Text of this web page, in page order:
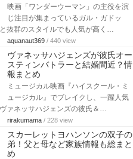
映画「ワンダーウーマン」の主役を演
じ注目が集まっているガル・ガドッ
抜群のスタイルでも人気が高く…
aquanaut369 / 440 view
ヴァネッサハジェンズが彼氏オー
スティンバトラーと結婚間近？情
報まとめ
ミュージカル映画『ハイスクール・ミ
ュージカル』でブレイクし、一躍人気
ァネッサハジェンズの彼氏＆…
rirakumama / 228 view
スカーレットヨハンソンの双子の
弟！父と母など家族情報も総まと
め